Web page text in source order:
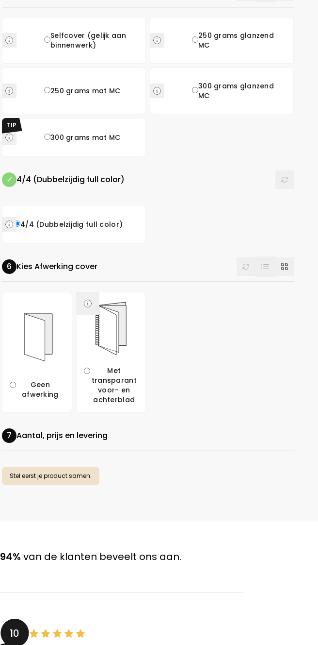
Selfcover (gelijk aan
binnenwerk)
250 grams glanzend
MC
250 grams mat MC
300 grams glanzend
MC
TIP
300 grams mat MC
4/4 (Dubbelzijdig full color) Reset
4/4 (Dubbelzijdig full color)
Kies Afwerking cover Reset Grid
Geen
afwerking
Met
transparant
voor- en
achterblad
Aantal, prijs en levering
Stel eerst je product samen.
94% van de klanten beveelt ons aan.
10